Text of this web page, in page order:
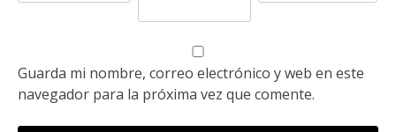
Guarda mi nombre, correo electrónico y web en este
navegador para la próxima vez que comente.